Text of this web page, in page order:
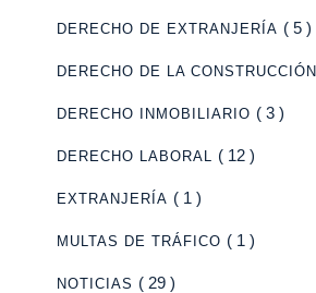
DERECHO DE EXTRANJERÍA ( 5 )
DERECHO DE LA CONSTRUCCIÓN
DERECHO INMOBILIARIO ( 3 )
DERECHO LABORAL ( 12 )
EXTRANJERÍA ( 1 )
MULTAS DE TRÁFICO ( 1 )
NOTICIAS ( 29 )